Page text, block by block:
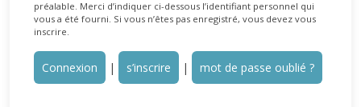
préalable. Merci d’indiquer ci-dessous l’identifiant personnel qui
vous a été fourni. Si vous n’êtes pas enregistré, vous devez vous
inscrire.
Connexion | s’inscrire | mot de passe oublié ?